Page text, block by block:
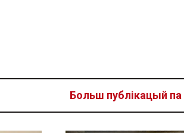
Больш публікацый